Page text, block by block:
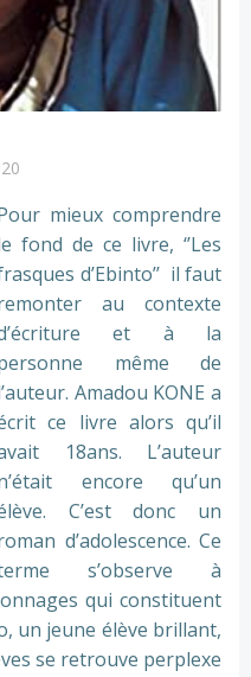
mieux comprendre
fond de ce livre, ‘’Les
d’Ebinto’’ il faut
au contexte
et à la
même de
Amadou KONE a
ce livre alors qu’il
18ans. L’auteur
encore qu’un
C’est donc un
d’adolescence. Ce
s’observe à
qui constituent
un jeune élève brillant,
se retrouve perplexe